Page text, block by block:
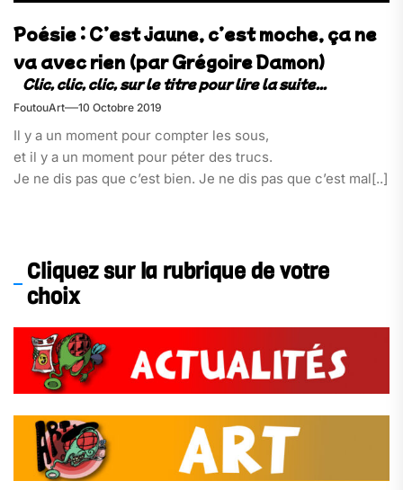
Poésie : C’est jaune, c’est moche, ça ne
va avec rien (par Grégoire Damon)
FoutouArt 10 Octobre 2019
Il y a un moment pour compter les sous,
et il y a un moment pour péter des trucs.
Je ne dis pas que c’est bien. Je ne dis pas que c’est mal[..]
Cliquez sur la rubrique de votre
choix